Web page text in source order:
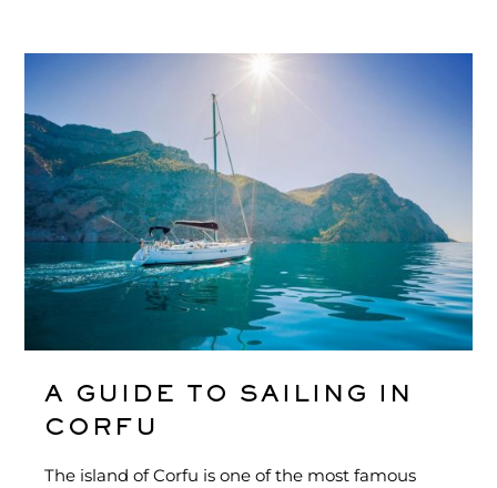
A GUIDE TO SAILING IN
CORFU
The island of Corfu is one of the most famous